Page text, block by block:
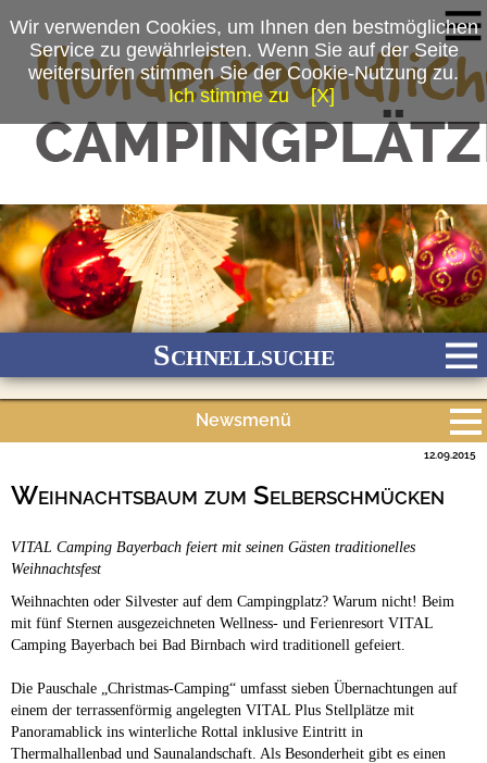
Schnellsuche
Stadtnah
Newsmenü
Campingplätze
Camping & Caravan
Touristik
Weihnachtsbaum zum Selberschmücken
12.09.2015
VITAL Camping Bayerbach feiert mit seinen Gästen traditionelles
Weihnachtsfest
Weihnachten oder Silvester auf dem Campingplatz? Warum nicht! Beim
mit fünf Sternen ausgezeichneten Wellness- und Ferienresort VITAL
Camping Bayerbach bei Bad Birnbach wird traditionell gefeiert.
Die Pauschale „Christmas-Camping“ umfasst sieben Übernachtungen auf
einem der terrassenförmig angelegten VITAL Plus Stellplätze mit
Panoramablick ins winterliche Rottal inklusive Eintritt in
Thermalhallenbad und Saunalandschaft. Als Besonderheit gibt es einen
Wir verwenden Cookies, um Ihnen den bestmöglichen
Service zu gewährleisten. Wenn Sie auf der Seite
weitersurfen stimmen Sie der Cookie-Nutzung zu.
Ich stimme zu
[X]